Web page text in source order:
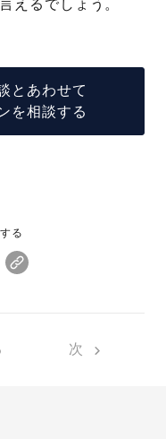
えるでしょう。
とあわせて
を相談する
る
次